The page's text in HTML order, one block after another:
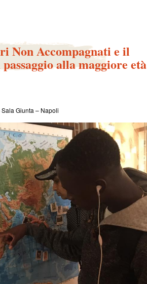
Non Accompagnati e il
alla maggiore età
Giunta – Napoli